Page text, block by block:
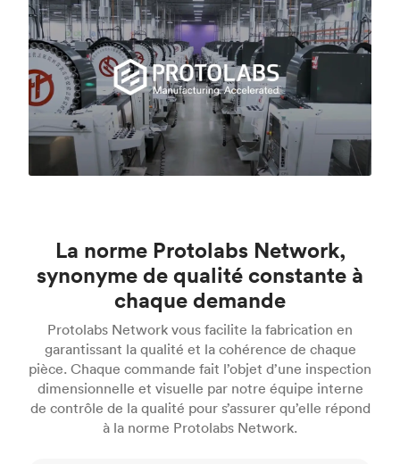
La norme Protolabs Network,
synonyme de qualité constante à
chaque demande
Protolabs Network vous facilite la fabrication en
garantissant la qualité et la cohérence de chaque
pièce. Chaque commande fait l’objet d’une inspection
dimensionnelle et visuelle par notre équipe interne
de contrôle de la qualité pour s’assurer qu’elle répond
à la norme Protolabs Network.